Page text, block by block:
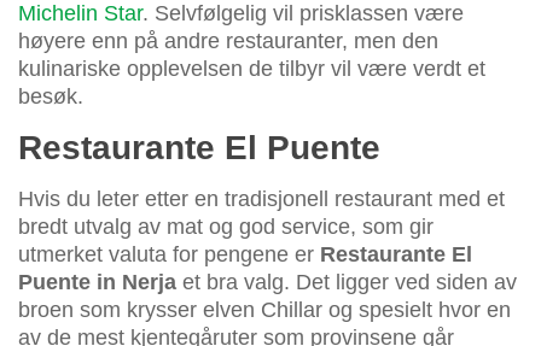
Michelin Star. Selvfølgelig vil prisklassen være
høyere enn på andre restauranter, men den
kulinariske opplevelsen de tilbyr vil være verdt et
besøk.
Restaurante El Puente
Hvis du leter etter en tradisjonell restaurant med et
bredt utvalg av mat og god service, som gir
utmerket valuta for pengene er Restaurante El
Puente in Nerja et bra valg. Det ligger ved siden av
broen som krysser elven Chillar og spesielt hvor en
av de mest kjentegåruter som provinsene går